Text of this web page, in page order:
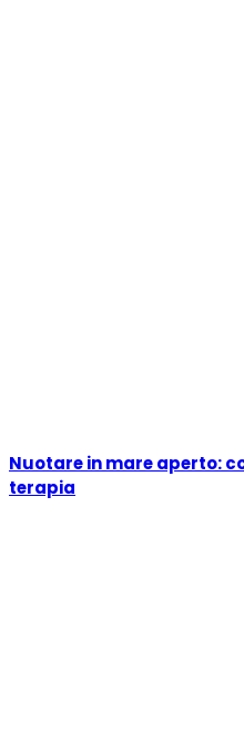
Nuotare in mare aperto:
terapia